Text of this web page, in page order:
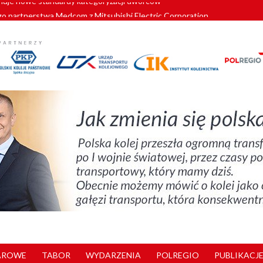
partnerstwa Medcom z Mitsubishi Electric Corporation
znów szuka dostawcy nowych EZT
kolejowych w północnej Wielkopolsce. Łatwiejsze dojazdy do pracy i
nowe standardy kategoryzacji dworców
TABOR WYDARZENIA POLREGIO